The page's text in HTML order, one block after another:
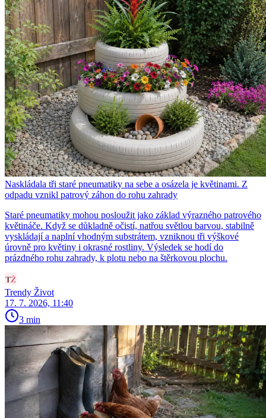
Naskládala tři staré pneumatiky na sebe a osázela je květinami. Z
odpadu vznikl patrový záhon do rohu zahrady
Staré pneumatiky mohou posloužit jako základ výrazného patrového
květináče. Když se důkladně očistí, natřou světlou barvou, stabilně
vyskládají a naplní vhodným substrátem, vzniknou tři výškové
úrovně pro květiny i okrasné rostliny. Výsledek se hodí do
prázdného rohu zahrady, k plotu nebo na štěrkovou plochu.
Trendy Život
17. 7. 2026, 11:40
3 min